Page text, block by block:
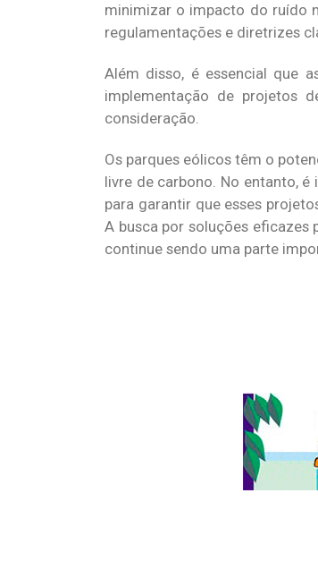
minimizar o impacto do ruído
regulamentações e diretrizes
Além disso, é essencial que
implementação de projetos
consideração.
Os parques eólicos têm o
livre de carbono. No entanto,
para garantir que esses
A busca por soluções
continue sendo uma parte